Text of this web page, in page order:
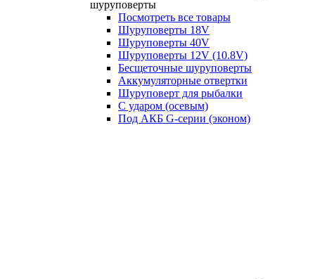
шуруповерты
Посмотреть все товары
Шуруповерты 18V
Шуруповерты 40V
Шуруповерты 12V (10.8V)
Бесщеточные шуруповерты
Аккумуляторные отвертки
Шуруповерт для рыбалки
С ударом (осевым)
Под АКБ G-серии (эконом)